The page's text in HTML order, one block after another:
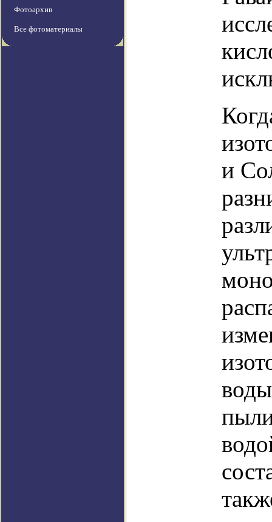
Фотоархив
Все фотоматериалы
и